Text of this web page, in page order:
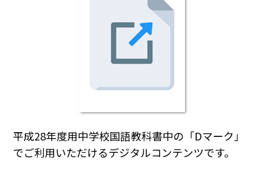
平成28年度用中学校国語教科書中の「Dマーク」
でご利用いただけるデジタルコンテンツです。